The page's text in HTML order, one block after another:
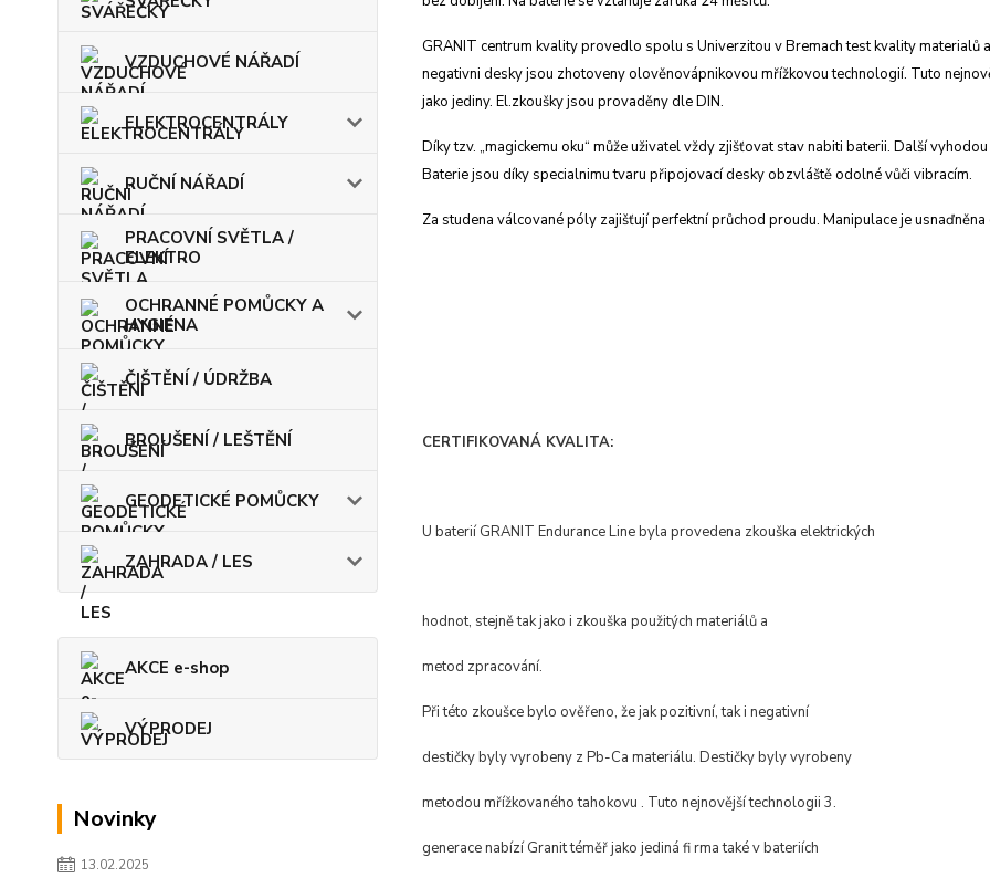
VZDUCHOVÉ NÁŘADÍ
ELEKTROCENTRÁLY
RUČNÍ NÁŘADÍ
PRACOVNÍ SVĚTLA /
ELEKTRO
OCHRANNÉ POMŮCKY A
HYGIENA
ČIŠTĚNÍ / ÚDRŽBA
BROUŠENÍ / LEŠTĚNÍ
GEODETICKÉ POMŮCKY
ZAHRADA / LES
AKCE e-shop
VÝPRODEJ
Novinky
13.02.2025
GRANIT centrum kvality provedlo spolu s Univerzitou v Bremach test kvality materialů
negativni desky jsou zhotovenyolověnovápnikovou mřížkovou technologií. Tuto
jako jediny. El.zkoušky jsou provaděny dle DIN.
Díky tzv. „magickemu oku“ může uživatel vždy zjišťovat stav nabiti baterii. Další
Baterie jsou díky specialnimu tvaru připojovací desky obzvláště odolné vůči vibracím.
Za studena válcované póly zajišťují perfektníprůchod proudu. Manipulace je usnaďněna
CERTIFIKOVANÁ KVALITA:
U baterií GRANIT Endurance Line byla provedena zkouška elektrických
hodnot, stejně tak jako i zkouška použitých materiálů a
metod zpracování.
Při této zkoušce bylo ověřeno, že jak pozitivní, tak i negativní
destičky byly vyrobeny z Pb-Ca materiálu. Destičky byly vyrobeny
metodou mřížkovaného tahokovu . Tuto nejnovější technologii 3.
generace nabízí Granit téměř jako jediná fi rma také v bateriích